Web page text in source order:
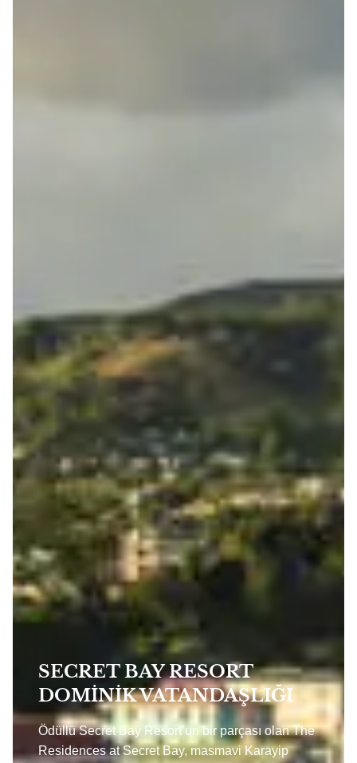
SECRET BAY RESORT
DOMİNİK VATANDAŞLIĞI
Ödüllü Secret Bay Resort’un bir parçası olan The
Residences at Secret Bay, masmavi Karayip